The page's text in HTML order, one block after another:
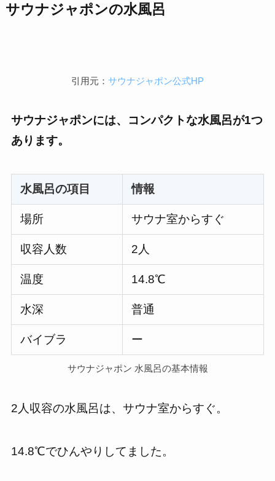
サウナジャポンの水風呂
引用元： サウナジャポン公式HP
サウナジャポンには、コンパクトな水風呂が1つ
あります。
水風呂の項目 情報
場所 サウナ室からすぐ
収容人数 2人
温度 14.8℃
水深 普通
バイブラ ー
サウナジャポン 水風呂の基本情報
2人収容の水風呂は、サウナ室からすぐ。
14.8℃でひんやりしてました。